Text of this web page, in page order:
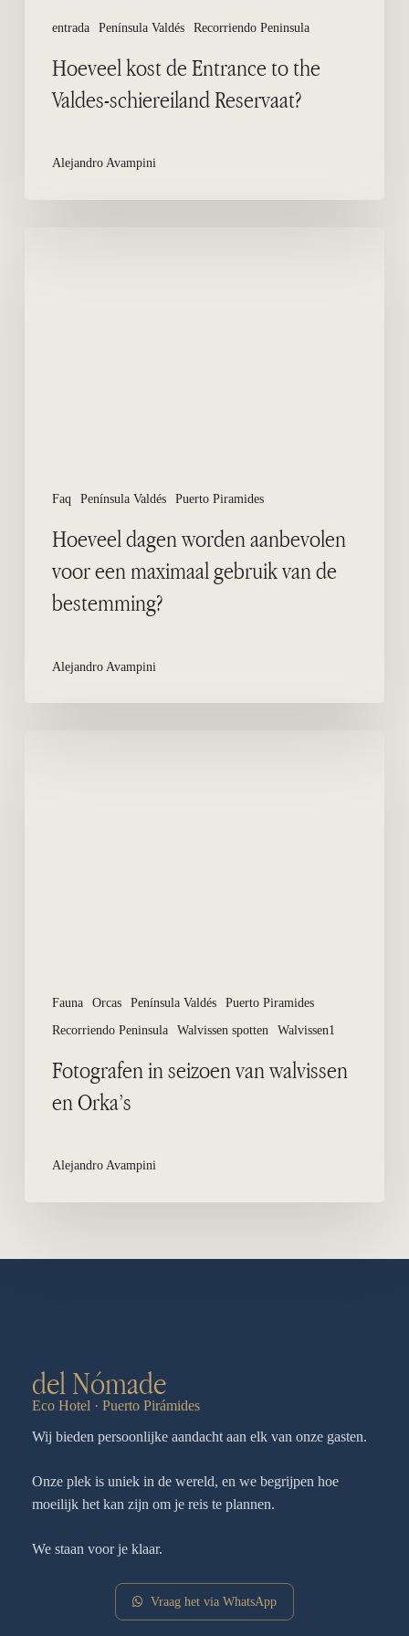
entrada Península Valdés Recorriendo Peninsula
Hoeveel kost de Entrance to the
Valdes-schiereiland Reservaat?
Alejandro Avampini
Faq Península Valdés Puerto Piramides
Hoeveel dagen worden aanbevolen
voor een maximaal gebruik van de
bestemming?
Alejandro Avampini
Fauna Orcas Península Valdés
Puerto Piramides
Recorriendo Peninsula
Walvissen spotten Walvissen1
Fotografen in seizoen van walvissen
en Orka’s
Alejandro Avampini
del Nómade
Eco Hotel · Puerto Pirámides
Wij bieden persoonlijke aandacht aan elk van onze gasten.
Onze plek is uniek in de wereld, en we begrijpen hoe
moeilijk het kan zijn om je reis te plannen.
We staan voor je klaar.
Vraag het via WhatsApp